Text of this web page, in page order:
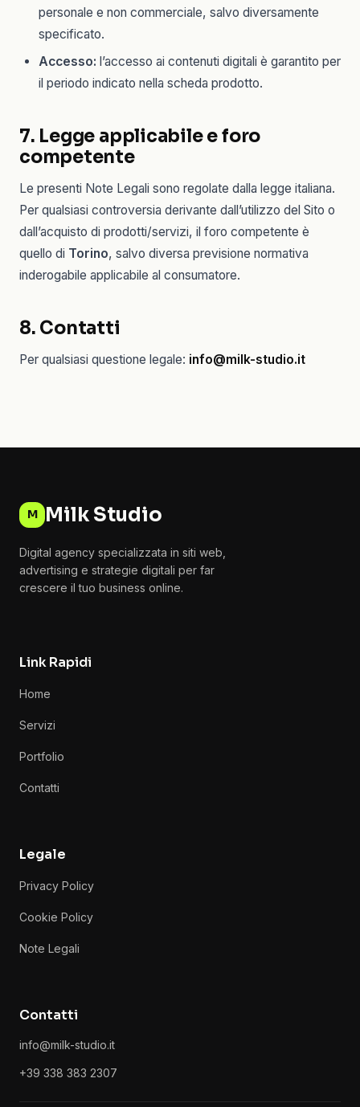
personale e non commerciale, salvo diversamente
specificato.
Accesso: l’accesso ai contenuti digitali è garantito per
il periodo indicato nella scheda prodotto.
7. Legge applicabile e foro
competente
Le presenti Note Legali sono regolate dalla legge italiana.
Per qualsiasi controversia derivante dall’utilizzo del Sito o
dall’acquisto di prodotti/servizi, il foro competente è
quello di Torino, salvo diversa previsione normativa
inderogabile applicabile al consumatore.
8. Contatti
Per qualsiasi questione legale: info@milk-studio.it
M Milk Studio
Digital agency specializzata in siti web,
advertising e strategie digitali per far
crescere il tuo business online.
Link Rapidi
Home
Servizi
Portfolio
Contatti
Legale
Privacy Policy
Cookie Policy
Note Legali
Contatti
info@milk-studio.it
+39 338 383 2307